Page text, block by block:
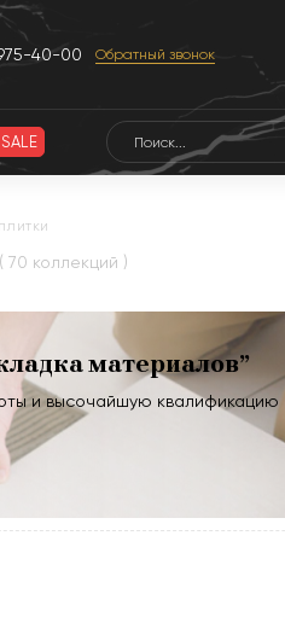
40-00 Обратный звонок
SALE
( 70 коллекций )
материалов”
и высочайшую квалификацию